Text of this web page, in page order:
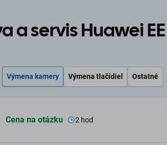
a servis Huawei
Výmena kamery Výmena tlačidiel Ostatné
Cena na otázku 2 hod